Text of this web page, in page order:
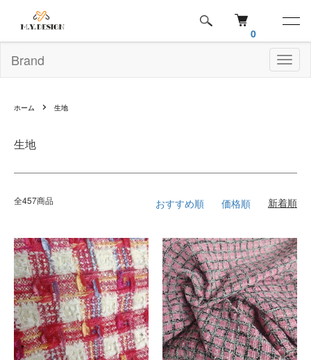
Brand
0
ホーム 生地
生地
全457商品 おすすめ順 価格順 新着順